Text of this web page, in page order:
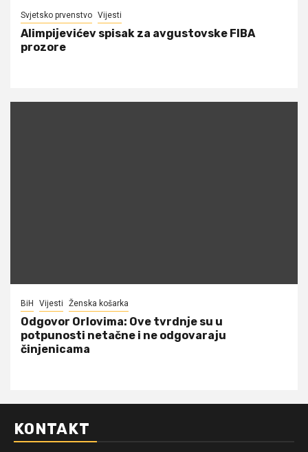
Svjetsko prvenstvo Vijesti
Alimpijevićev spisak za avgustovske FIBA
prozore
BiH Vijesti Ženska košarka
Odgovor Orlovima: ​Ove tvrdnje su u
potpunosti netačne i ne odgovaraju
činjenicama
KONTAKT